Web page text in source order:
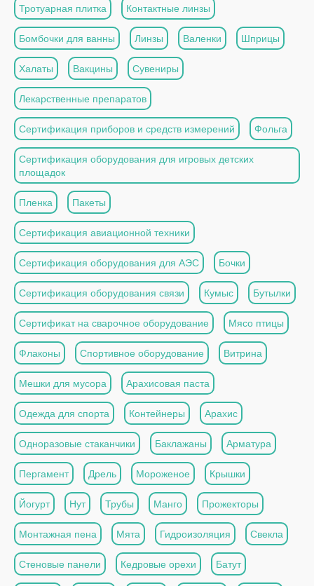
Тротуарная плитка Контактные линзы
Бомбочки для ванны Линзы Валенки Шприцы
Халаты Вакцины Сувениры
Лекарственные препаратов
Сертификация приборов и средств измерений Фольга
Сертификация оборудования для игровых детских
площадок
Пленка Пакеты
Сертификация авиационной техники
Сертификация оборудования для АЭС Бочки
Сертификация оборудования связи Кумыс Бутылки
Сертификат на сварочное оборудование Мясо птицы
Флаконы Спортивное оборудование Витрина
Мешки для мусора Арахисовая паста
Одежда для спорта Контейнеры Арахис
Одноразовые стаканчики Баклажаны Арматура
Пергамент Дрель Мороженое Крышки
Йогурт Нут Трубы Манго Прожекторы
Монтажная пена Мята Гидроизоляция Свекла
Стеновые панели Кедровые орехи Батут